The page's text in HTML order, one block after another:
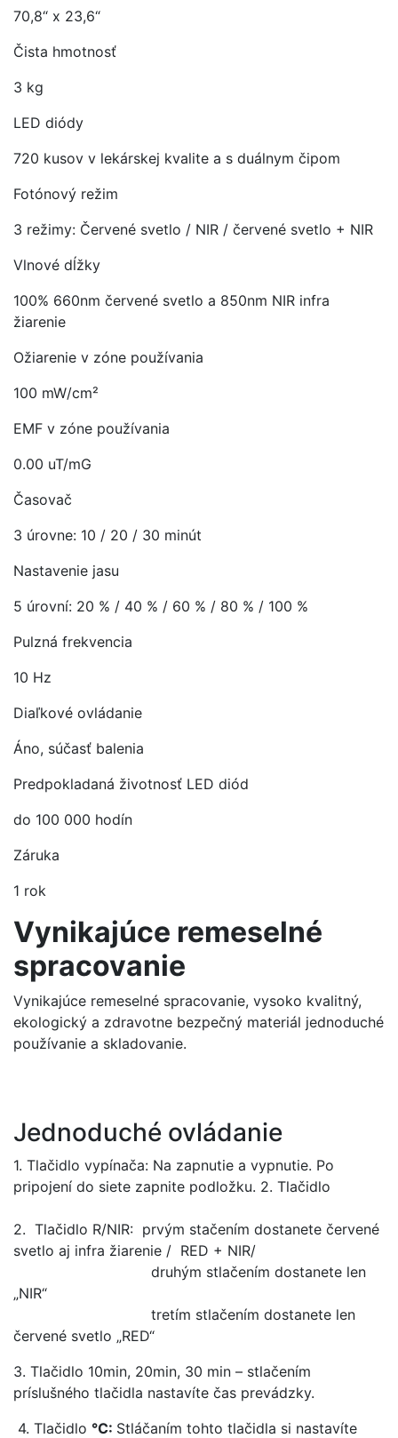
70,8“ x 23,6“
Čista hmotnosť
3 kg
LED diódy
720 kusov v lekárskej kvalite a s duálnym čipom
Fotónový režim
3 režimy: Červené svetlo / NIR / červené svetlo + NIR
Vlnové dĺžky
100% 660nm červené svetlo a 850nm NIR infra
žiarenie
Ožiarenie v zóne používania
100 mW/cm²
EMF v zóne používania
0.00 uT/mG
Časovač
3 úrovne: 10 / 20 / 30 minút
Nastavenie jasu
5 úrovní: 20 % / 40 % / 60 % / 80 % / 100 %
Pulzná frekvencia
10 Hz
Diaľkové ovládanie
Áno, súčasť balenia
Predpokladaná životnosť LED diód
do 100 000 hodín
Záruka
1 rok
Vynikajúce remeselné
spracovanie
Vynikajúce remeselné spracovanie, vysoko kvalitný,
ekologický a zdravotne bezpečný materiál jednoduché
používanie a skladovanie.
Jednoduché ovládanie
1. Tlačidlo vypínača: Na zapnutie a vypnutie. Po
pripojení do siete zapnite podložku. 2. Tlačidlo
2. Tlačidlo R/NIR: prvým stačením dostanete červené
svetlo aj infra žiarenie / RED + NIR/
druhým stlačením dostanete len
„NIR“
tretím stlačením dostanete len
červené svetlo „RED“
3. Tlačidlo 10min, 20min, 30 min – stlačením
príslušného tlačidla nastavíte čas prevádzky.
4. Tlačidlo °C: Stláčaním tohto tlačidla si nastavíte